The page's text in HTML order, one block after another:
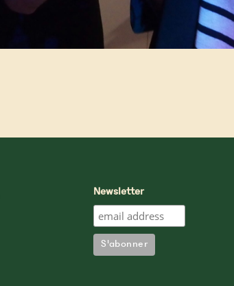
Newsletter